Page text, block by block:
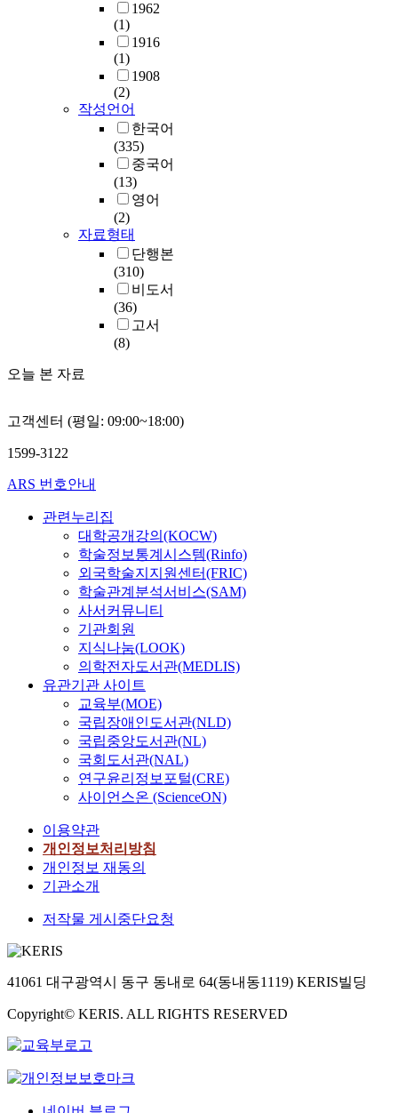
1962
(1)
1916
(1)
1908
(2)
작성언어
한국어
(335)
중국어
(13)
영어
(2)
자료형태
단행본
(310)
비도서
(36)
고서
(8)
오늘 본 자료
고객센터 (평일: 09:00~18:00)
1599-3122
ARS 번호안내
관련누리집
대학공개강의(KOCW)
학술정보통계시스템(Rinfo)
외국학술지지원센터(FRIC)
학술관계분석서비스(SAM)
사서커뮤니티
기관회원
지식나눔(LOOK)
의학전자도서관(MEDLIS)
유관기관 사이트
교육부(MOE)
국립장애인도서관(NLD)
국립중앙도서관(NL)
국회도서관(NAL)
연구윤리정보포털(CRE)
사이언스온 (ScienceON)
이용약관
개인정보처리방침
개인정보 재동의
기관소개
저작물 게시중단요청
41061 대구광역시 동구 동내로 64(동내동1119) KERIS빌딩
Copyright© KERIS. ALL RIGHTS RESERVED